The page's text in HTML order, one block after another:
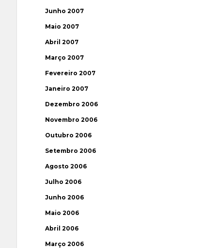
Junho 2007
Maio 2007
Abril 2007
Março 2007
Fevereiro 2007
Janeiro 2007
Dezembro 2006
Novembro 2006
Outubro 2006
Setembro 2006
Agosto 2006
Julho 2006
Junho 2006
Maio 2006
Abril 2006
Março 2006